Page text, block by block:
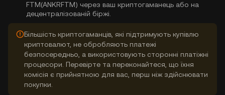
FTM(ANKRFTM) через ваш криптогаманець або на
децентралізованій біржі.
Більшість криптогаманців, які підтримують купівлю
криптовалют, не обробляють платежі
безпосередньо, а використовують сторонні платіжні
процесори. Перевірте та переконайтеся, що їхня
комісія є прийнятною для вас, перш ніж здійснювати
покупки.